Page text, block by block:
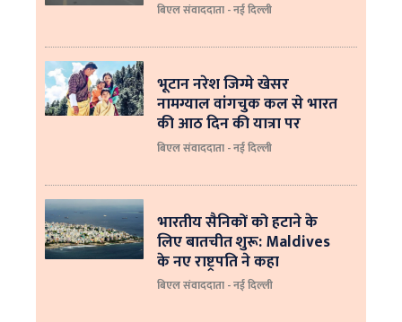
बिएल संवाददाता - नई दिल्ली
भूटान नरेश जिग्मे खेसर
नामग्याल वांगचुक कल से भारत
की आठ दिन की यात्रा पर
बिएल संवाददाता - नई दिल्ली
भारतीय सैनिकों को हटाने के
लिए बातचीत शुरू: Maldives
के नए राष्ट्रपति ने कहा
बिएल संवाददाता - नई दिल्‍ली